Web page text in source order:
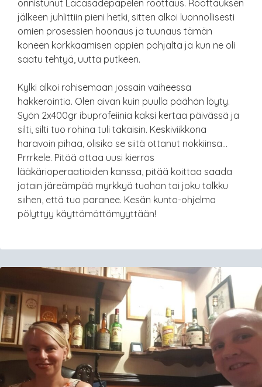
onnistunut Lacasadepapelen roottaus. Roottauksen
jälkeen juhlittiin pieni hetki, sitten alkoi luonnollisesti
omien prosessien hoonaus ja tuunaus tämän
koneen korkkaamisen oppien pohjalta ja kun ne oli
saatu tehtyä, uutta putkeen.
Kylki alkoi rohisemaan jossain vaiheessa
hakkerointia. Olen aivan kuin puulla päähän löyty.
Syön 2x400gr ibuprofeiinia kaksi kertaa päivässä ja
silti, silti tuo rohina tuli takaisin. Keskiviikkona
haravoin pihaa, olisiko se siitä ottanut nokkiinsa…
Prrrkele. Pitää ottaa uusi kierros
lääkärioperaatioiden kanssa, pitää koittaa saada
jotain järeämpää myrkkyä tuohon tai joku tolkku
siihen, että tuo paranee. Kesän kunto-ohjelma
pölyttyy käyttämättömyyttään!